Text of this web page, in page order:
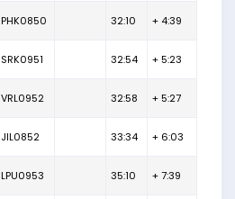
PHK0850 32:10 + 4:39
SRK0951 32:54 + 5:23
VRL0952 32:58 + 5:27
JIL0852 33:34 + 6:03
LPU0953 35:10 + 7:39